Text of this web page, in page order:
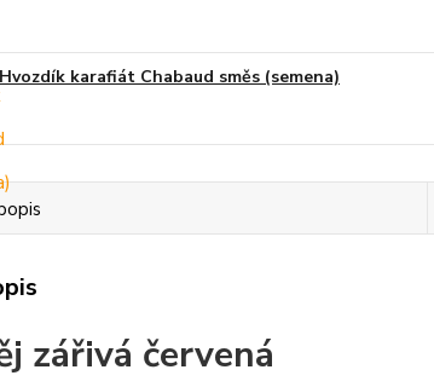
Hvozdík karafiát Chabaud směs (semena)
zářivá červená